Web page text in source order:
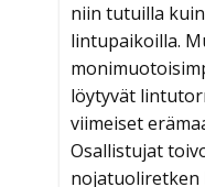
niin tutuilla
lintupaikoilla.
löytyvät
viimeiset
Osallistujat
nojatuoliretken